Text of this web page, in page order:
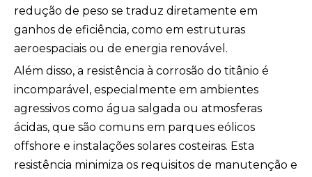
redução de peso se traduz diretamente em
ganhos de eficiência, como em estruturas
aeroespaciais ou de energia renovável.
Além disso, a resistência à corrosão do titânio é
incomparável, especialmente em ambientes
agressivos como água salgada ou atmosferas
ácidas, que são comuns em parques eólicos
offshore e instalações solares costeiras. Esta
resistência minimiza os requisitos de manutenção e